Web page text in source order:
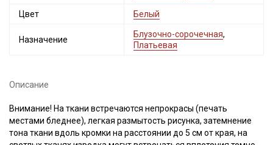
Цвет Белый
Назначение
Блузочно-сорочечная,
Платьевая
Описание
Внимание! На ткани встречаются непрокрасы (печать
местами бледнее), легкая размытость рисунка, затемнение
тона ткани вдоль кромки на расстоянии до 5 см от края, на